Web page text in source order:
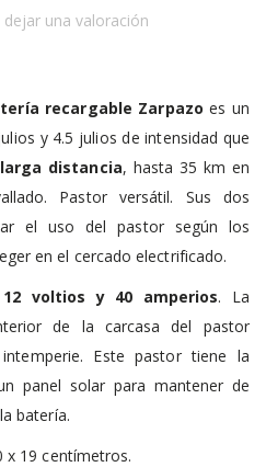
una valoración
recargable Zarpazo es un
y 4.5 julios de intensidad que
distancia, hasta 35 km en
Pastor versátil. Sus dos
el uso del pastor según los
en el cercado electrificado.
voltios y 40 amperios. La
de la carcasa del pastor
Este pastor tiene la
panel solar para mantener de
batería.
x 19 centímetros.